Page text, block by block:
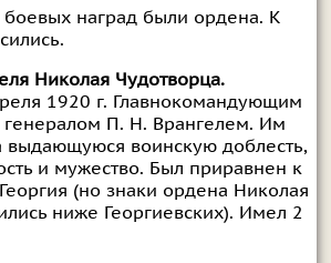
наград были ордена. К
Николая Чудотворца.
1920 г. Главнокомандующим
генералом П. Н. Врангелем. Им
выдающуюся воинскую доблесть,
и мужество. Был приравнен к
(но знаки ордена Николая
ниже Георгиевских). Имел 2